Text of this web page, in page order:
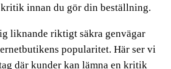
innan du gör din beställning.
liknande riktigt säkra genvägar
popularitet. Här ser vi
där kunder kan lämna en kritik